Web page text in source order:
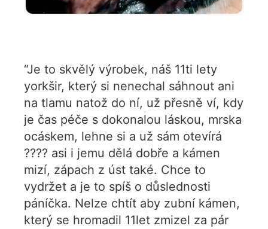
“Je to skvělý výrobek, náš 11ti lety
yorkšir, který si nenechal sáhnout ani
na tlamu natož do ní, už přesně ví, kdy
je čas péče s dokonalou láskou, mrska
ocáskem, lehne si a už sám otevírá
???? asi i jemu dělá dobře a kámen
mizí, zápach z úst také. Chce to
vydržet a je to spíš o důslednosti
páníčka. Nelze chtít aby zubní kámen,
který se hromadil 11let zmizel za pár